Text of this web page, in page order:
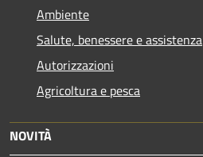
Ambiente
Salute, benessere e assistenza
Autorizzazioni
Agricoltura e pesca
NOVITÀ